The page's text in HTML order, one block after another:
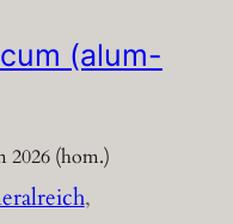
(alum-
2026 (hom.)